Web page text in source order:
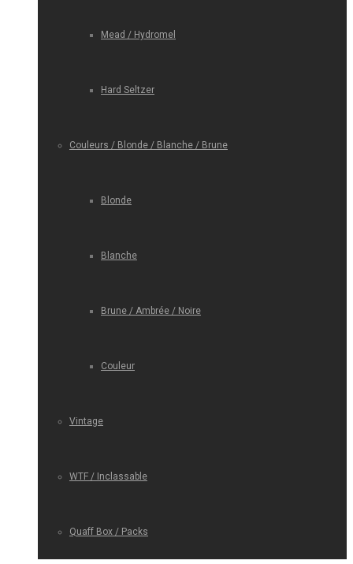
Mead / Hydromel
Hard Seltzer
Couleurs / Blonde / Blanche / Brune
Blonde
Blanche
Brune / Ambrée / Noire
Couleur
Vintage
WTF / Inclassable
Quaff Box / Packs